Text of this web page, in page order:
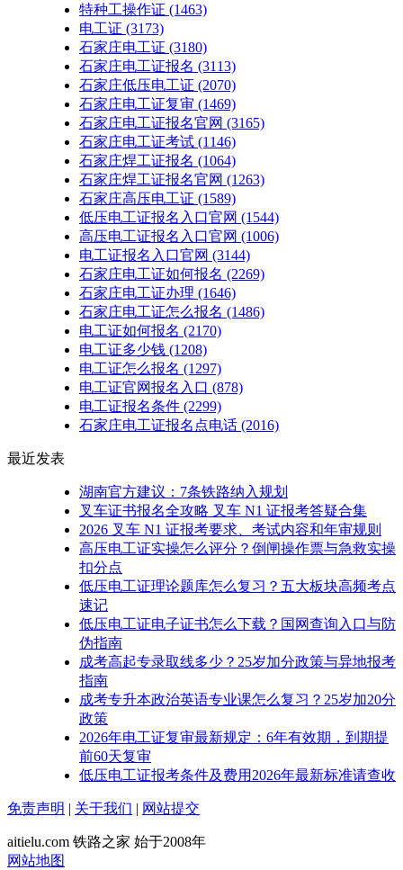
特种工操作证 (1463)
电工证 (3173)
石家庄电工证 (3180)
石家庄电工证报名 (3113)
石家庄低压电工证 (2070)
石家庄电工证复审 (1469)
石家庄电工证报名官网 (3165)
石家庄电工证考试 (1146)
石家庄焊工证报名 (1064)
石家庄焊工证报名官网 (1263)
石家庄高压电工证 (1589)
低压电工证报名入口官网 (1544)
高压电工证报名入口官网 (1006)
电工证报名入口官网 (3144)
石家庄电工证如何报名 (2269)
石家庄电工证办理 (1646)
石家庄电工证怎么报名 (1486)
电工证如何报名 (2170)
电工证多少钱 (1208)
电工证怎么报名 (1297)
电工证官网报名入口 (878)
电工证报名条件 (2299)
石家庄电工证报名点电话 (2016)
最近发表
湖南官方建议：7条铁路纳入规划
叉车证书报名全攻略 叉车 N1 证报考答疑合集
2026 叉车 N1 证报考要求、考试内容和年审规则
高压电工证实操怎么评分？倒闸操作票与急救实操
扣分点
低压电工证理论题库怎么复习？五大板块高频考点
速记
低压电工证电子证书怎么下载？国网查询入口与防
伪指南
成考高起专录取线多少？25岁加分政策与异地报考
指南
成考专升本政治英语专业课怎么复习？25岁加20分
政策
2026年电工证复审最新规定：6年有效期，到期提
前60天复审
低压电工证报考条件及费用2026年最新标准请查收
免责声明 | 关于我们 | 网站提交
aitielu.com 铁路之家 始于2008年
网站地图